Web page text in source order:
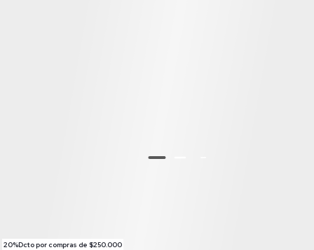
20%Dcto por compras de $250.000